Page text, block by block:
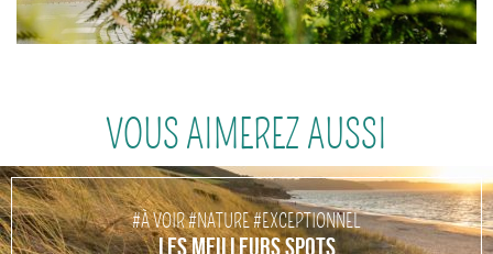
VOUS AIMEREZ AUSSI
#À VOIR #NATURE #EXCEPTIONNEL
LES MEILLEURS SPOTS